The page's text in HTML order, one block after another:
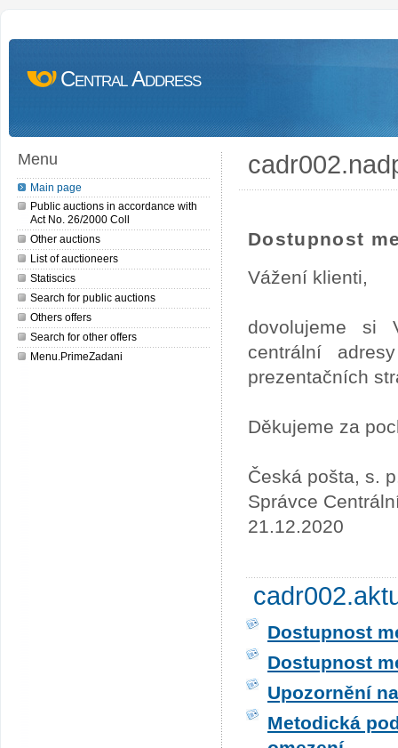
Central Address
Menu
Main page
Public auctions in accordance with
Act No. 26/2000 Coll
Other auctions
List of auctioneers
Statiscics
Search for public auctions
Others offers
Search for other offers
Menu.PrimeZadani
Dostupnost
Vážení klienti,
dovolujeme si
centrální
prezentačních
Děkujeme za
Česká pošta, s.
Správce
21.12.2020
Dostupnost
Dostupnost
Upozornění
Metodická